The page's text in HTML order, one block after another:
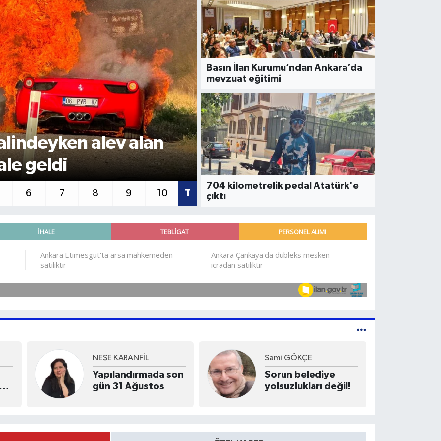
denize ulaşmaya
ölümüne neden
GÜNDEM
'Çerçeve yasa' teklifi
6 7 8 9 10 T
Basın İlan Kurumu’ndan Ankara’da
mevzuat eğitimi
704 kilometrelik pedal Atatürk'e
çıktı
son
Sami GÖKÇE
Sorun belediye
yolsuzlukları değil!
Eylül Ophelia AKKAYA
Ev Almak Mümkün
Mü?